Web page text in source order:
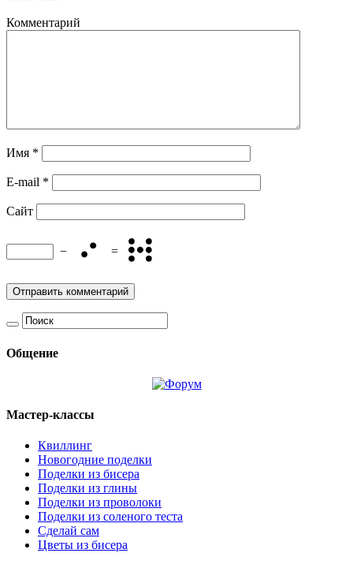
Комментарий
Имя *
E-mail *
Сайт
− =
Общение
Мастер-классы
Квиллинг
Новогодние поделки
Поделки из бисера
Поделки из глины
Поделки из проволоки
Поделки из соленого теста
Сделай сам
Цветы из бисера